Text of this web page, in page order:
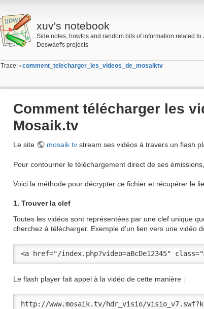
xuv's notebook
Side notes, howtos and random bits of information related to
Deswaef's projects
Trace: • comment_telecharger_les_videos_de_mosaiktv
Comment télécharger les
Mosaik.tv
Le site mosaik.tvstream ses vidéos à travers un flash
Pour contourner le téléchargement direct de ses
Voici la méthode pour décrypter ce fichier et récupérer le
1. Trouver la clef
Toutes les vidéos sont représentées par une clef unique
cherchez à télécharger. Exemple d'un lien vers une vidéo
<a href="/index.php?video=aBcDe12345"
Le flash player fait appel à la vidéo de cette manière :
http://www.mosaik.tv/hdr_visio/